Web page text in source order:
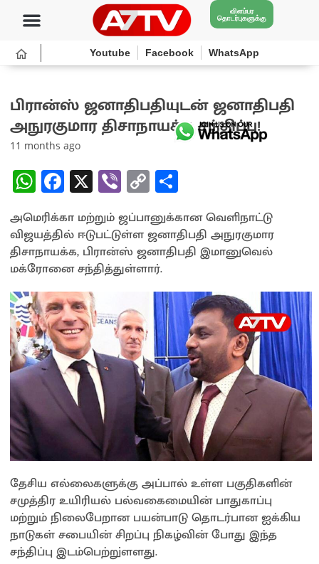
விளம்பர
தொடர்புகளுக்கு
Youtube Facebook WhatsApp
பிரான்ஸ் ஜனாதிபதியுடன் ஜனாதிபதி
அநுரகுமார திசாநாயக்க சந்திப்பு!
11 months ago
W
h
at
sA
p
p
Fa
ce
b
o
o
k
X Vi
b
er
C
o
py
Li
n
k
ar
e
அமெரிக்கா மற்றும் ஜப்பானுக்கான வெளிநாட்டு
விஜயத்தில் ஈடுபட்டுள்ள ஜனாதிபதி அநுரகுமார
திசாநாயக்க, பிரான்ஸ் ஜனாதிபதி இமானுவெல்
மக்ரோனை சந்தித்துள்ளார்.
தேசிய எல்லைகளுக்கு அப்பால் உள்ள பகுதிகளின்
சமுத்திர உயிரியல் பல்வகைமையின் பாதுகாப்பு
மற்றும் நிலைபேறான பயன்பாடு தொடர்பான ஐக்கிய
நாடுகள் சபையின் சிறப்பு நிகழ்வின் போது இந்த
சந்திப்பு இடம்பெற்று்ளளது.